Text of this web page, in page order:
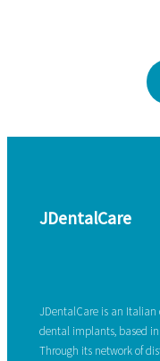
JDentalCare
JDentalCare is an
dental implants, based
Through its network of